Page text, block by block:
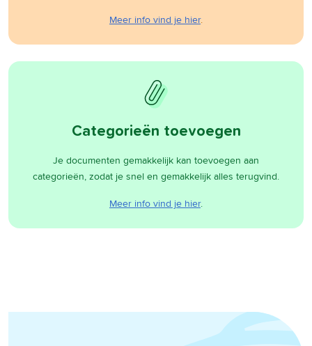
Meer info vind je hier.
Categorieën toevoegen
Je documenten gemakkelijk kan toevoegen aan
categorieën, zodat je snel en gemakkelijk alles terugvind.
Meer info vind je hier.